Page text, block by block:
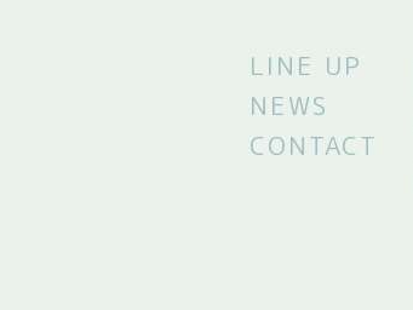
LINE UP
NEWS
CONTACT